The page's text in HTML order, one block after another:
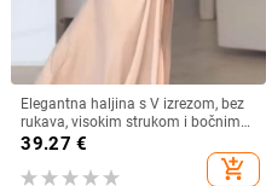
Elegantna haljina s V izrezom, bez
rukava, visokim strukom i bočnim
prorezom, od poliestera s
39.27 €
add_shopping_cart